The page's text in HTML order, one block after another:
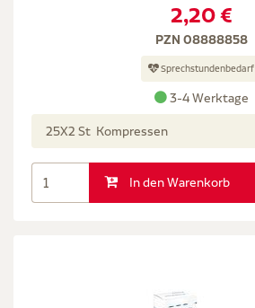
2,20 €
PZN 08888858
Sprechstundenbedarf
3-4 Werktage
25X2 St Kompressen
In den Warenkorb